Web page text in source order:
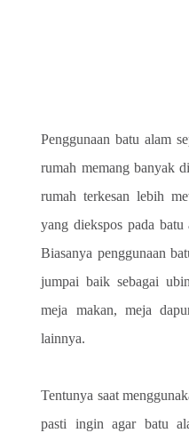
Penggunaan batu alam
rumah memang banyak
rumah terkesan lebih
yang diekspos pada
Biasanya penggunaan
jumpai baik sebagai
meja makan, meja
lainnya.
Tentunya saat
pasti ingin agar batu